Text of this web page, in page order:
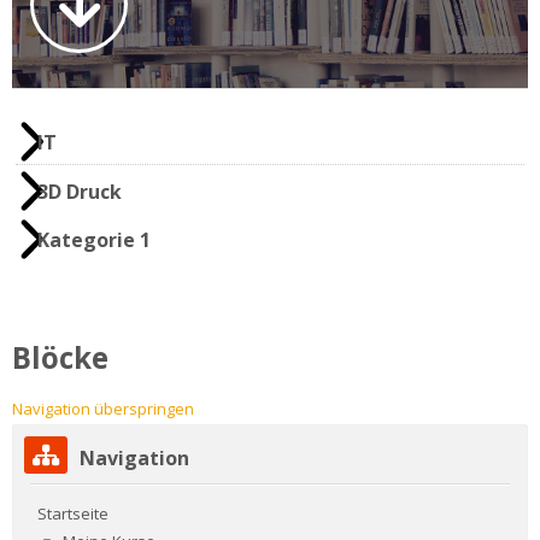
IT
3D Druck
Kategorie 1
Blöcke
Navigation überspringen
Navigation
Startseite